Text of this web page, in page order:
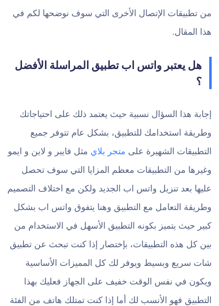
من تطبيقات الإتصال الأخرى التي سوف نوضحها لكم في
هذا المقال.
هل يعتبر واتس اب تطبيق المراسلة الأفضل
؟
إجابة هذا السؤال نسبية حيث يعتمد ذلك على احتياجاتك
وطريقة استخدامك للتطبيق، بشكل عام تتوفر جميع
التطبيقات الشهيرة على متجر بلاي مثل فايبر و لاين و ايمو
وغيرها من التطبيقات معظم المزايا التي سوف تحصل
عليها بعد تنزيل واتس اب الجديد ولكن مع اختلاف التصميم
وطريقة التعامل مع التطبيق وهنا يتفوق واتس اب بشكل
كبير حيث يتميز بكونه التطبيق الأسهل في الاستخدام من
بين كل هذه التطبيقات، بإختصار إذا كنت تبحث عن تطبيق
شات سريع وبسيط ويوفر لك كل المميزات الأساسية
ويكون في نفس الوقت خفيف على الجهاز فعليك بهذا
التطبيق فهو الأنسب لك أما إذا كنت تمتلك هاتف من الفئة